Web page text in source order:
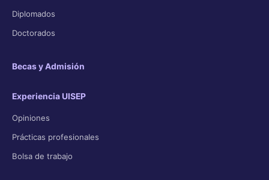
Diplomados
Doctorados
Becas y Admisión
Experiencia UISEP
Opiniones
Prácticas profesionales
Bolsa de trabajo